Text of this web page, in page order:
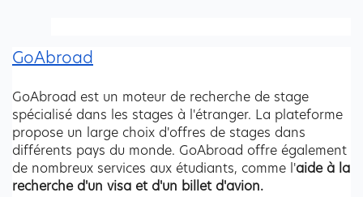
GoAbroad
GoAbroad est un moteur de recherche de stage
spécialisé dans les stages à l'étranger. La plateforme
propose un large choix d'offres de stages dans
différents pays du monde. GoAbroad offre également
de nombreux services aux étudiants, comme l'aide à la
recherche d'un visa et d'un billet d'avion.